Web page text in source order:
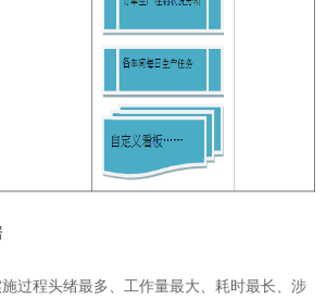
程头绪最多、工作量最大、耗时最长、涉